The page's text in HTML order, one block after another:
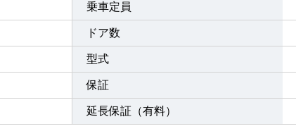
乗車定員
ドア数
型式
保証
延長保証（有料）